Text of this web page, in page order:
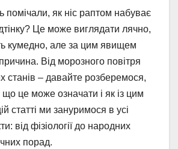
помічали, як ніс раптом набуває
Це може виглядати лячно,
кумедно, але за цим явищем
Від морозного повітря
станів – давайте розберемося,
що це може означати і як із цим
статті ми зануримося в усі
від фізіології до народних
порад.